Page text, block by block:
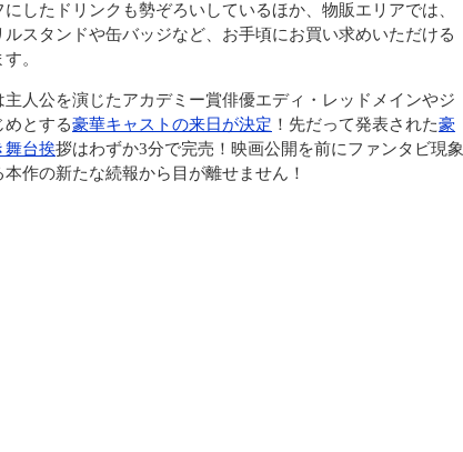
したドリンクも勢ぞろいしているほか、物販エリアでは、
ルスタンドや缶バッジなど、お手頃にお買い求めいただける
。
主人公を演じたアカデミー賞俳優エディ・レッドメインやジ
めとする豪華キャストの来日が決定 ！先だって発表された豪
舞台挨拶はわずか3分で完売！映画公開を前にファンタビ現象
作の新たな続報から目が離せません！